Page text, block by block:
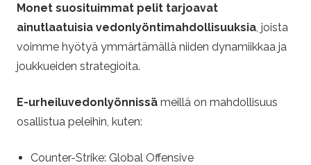
Monet suosituimmat pelit tarjoavat
ainutlaatuisia vedonlyöntimahdollisuuksia, joista
voimme hyötyä ymmärtämällä niiden dynamiikkaa ja
joukkueiden strategioita.
E-urheiluvedonlyönnissä meillä on mahdollisuus
osallistua peleihin, kuten:
Counter-Strike: Global Offensive